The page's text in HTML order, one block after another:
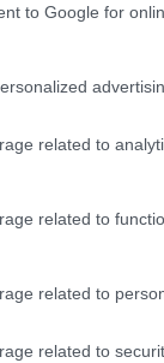
to Google for
related to
related to
related to
related to
l’Ue possono
con
di “accordo
Johnsone
che
Brexit.
europei nella